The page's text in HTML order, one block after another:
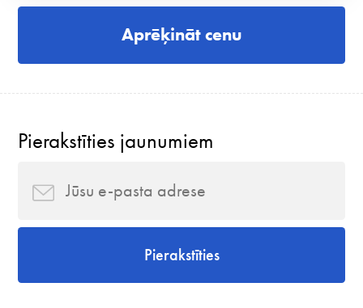
Aprēķināt cenu
Pierakstīties jaunumiem
Pierakstīties